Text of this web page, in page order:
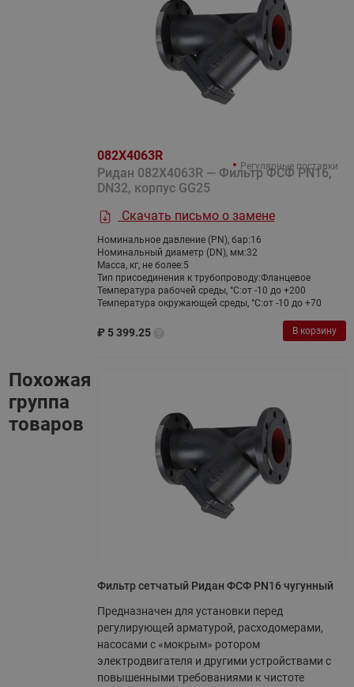
082X4063R
Ридан 082X4063R — Фильтр ФСФ PN16,
DN32, корпус GG25
Скачать письмо о замене
Номинальное давление (PN), бар:16
Номинальный диаметр (DN), мм:32
Масса, кг, не более:5
Тип присоединения к трубопроводу:Фланцевое
Температура рабочей среды, °С:от -10 до +200
Температура окружающей среды, °С:от -10 до +70
₽ 5 399.25
Регулярные поставки
В корзину
Похожая
группа
товаров
Фильтр сетчатый Ридан ФСФ PN16 чугунный
Предназначен для установки перед
регулирующей арматурой, расходомерами,
насосами с «мокрым» ротором
электродвигателя и другими устройствами с
повышенными требованиями к чистоте